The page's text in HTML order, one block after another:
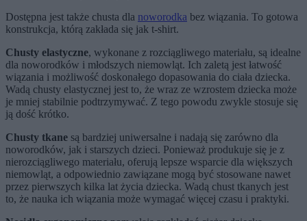
Dostępna jest także chusta dla noworodka bez wiązania. To gotowa
konstrukcja, którą zakłada się jak t-shirt.
Chusty elastyczne, wykonane z rozciągliwego materiału, są idealne
dla noworodków i młodszych niemowląt. Ich zaletą jest łatwość
wiązania i możliwość doskonałego dopasowania do ciała dziecka.
Wadą chusty elastycznej jest to, że wraz ze wzrostem dziecka może
je mniej stabilnie podtrzymywać. Z tego powodu zwykle stosuje się
ją dość krótko.
Chusty tkane są bardziej uniwersalne i nadają się zarówno dla
noworodków, jak i starszych dzieci. Ponieważ produkuje się je z
nierozciągliwego materiału, oferują lepsze wsparcie dla większych
niemowląt, a odpowiednio zawiązane mogą być stosowane nawet
przez pierwszych kilka lat życia dziecka. Wadą chust tkanych jest
to, że nauka ich wiązania może wymagać więcej czasu i praktyki.